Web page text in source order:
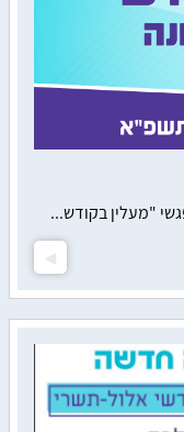
"מעלין בקודש...